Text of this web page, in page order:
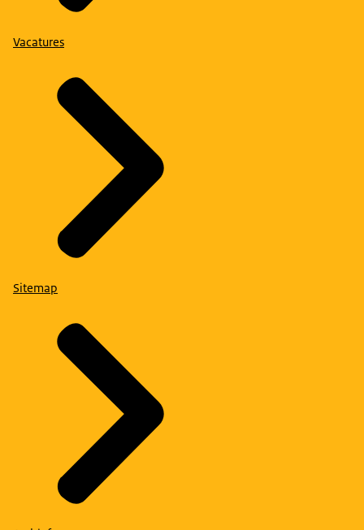
Vacatures
Sitemap